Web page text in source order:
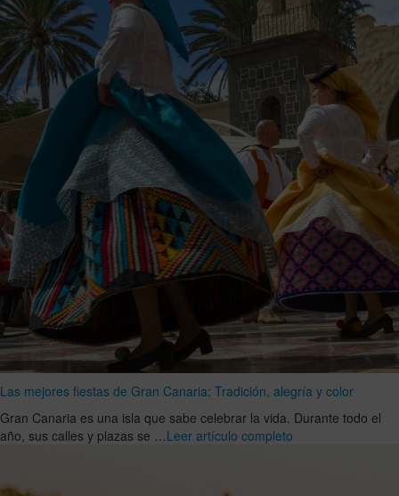
Las mejores fiestas de Gran Canaria: Tradición, alegría y color
Gran Canaria es una isla que sabe celebrar la vida. Durante todo el
año, sus calles y plazas se …Leer artículo completo